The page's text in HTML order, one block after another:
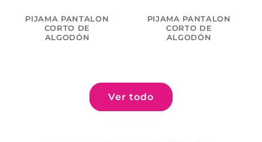
PIJAMA PANTALON
CORTO DE
ALGODÓN
PIJAMA PANTALON
CORTO DE
ALGODÓN
Ver todo